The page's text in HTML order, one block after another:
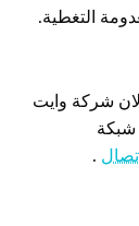
التغطية.
شركة وايت
.